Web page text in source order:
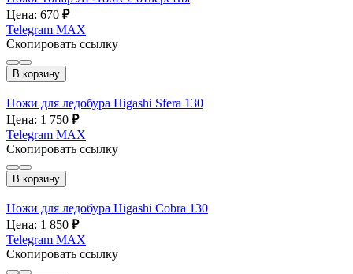
Цена: 670 ₽
Telegram MAX
Скопировать ссылку
В корзину
Ножи для ледобура Higashi Sfera 130
Цена: 1 750 ₽
Telegram MAX
Скопировать ссылку
В корзину
Ножи для ледобура Higashi Cobra 130
Цена: 1 850 ₽
Telegram MAX
Скопировать ссылку